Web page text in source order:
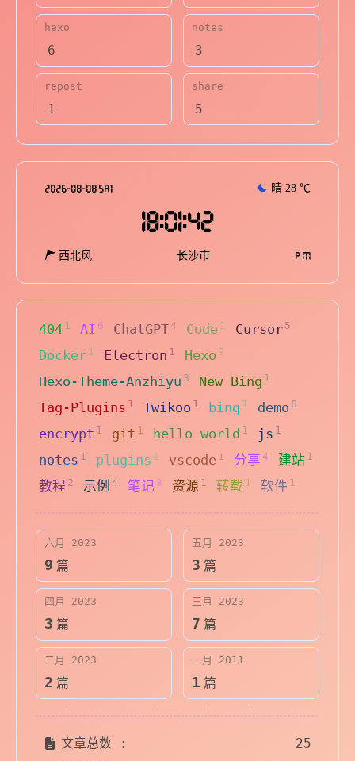
hexo
6
notes
3
repost
1
share
5
2026-08-08 SAT 晴 28 ℃
18:01:43
西北风 长沙市 P M
404 1 AI 6 ChatGPT 4 Code 1 Cursor 5
Docker 1 Electron 1 Hexo 9
Hexo-Theme-Anzhiyu 3 New Bing 1
Tag-Plugins 1 Twikoo 1 bing 1 demo 6
encrypt 1 git 1 hello world 1 js 1
notes 1 plugins 1 vscode 1 分享 4 建站 1
教程 2 示例 4 笔记 3 资源 1 转载 1 软件 1
六月 2023
9 篇
五月 2023
3 篇
四月 2023
3 篇
三月 2023
7 篇
二月 2023
2 篇
一月 2011
1 篇
文章总数 :
25